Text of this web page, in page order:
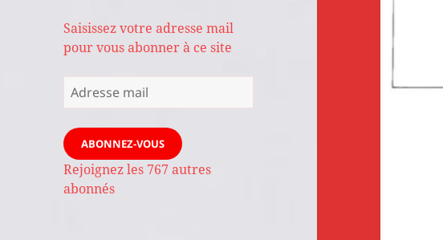
Saisissez votre adresse mail
pour vous abonner à ce site
Adresse
mail
ABONNEZ-VOUS
Rejoignez les 767 autres
abonnés